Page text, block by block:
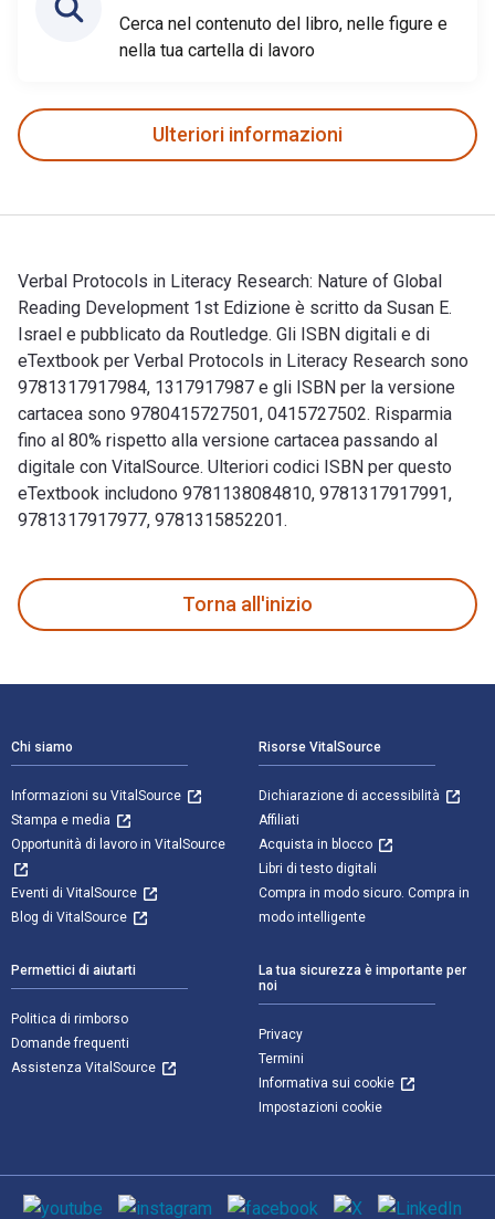
Cerca nel contenuto del libro, nelle figure e
nella tua cartella di lavoro
Ulteriori informazioni
Verbal Protocols in Literacy Research: Nature of Global
Reading Development 1st Edizione è scritto da Susan E.
Israel e pubblicato da Routledge. Gli ISBN digitali e di
eTextbook per Verbal Protocols in Literacy Research sono
9781317917984, 1317917987 e gli ISBN per la versione
cartacea sono 9780415727501, 0415727502. Risparmia
fino al 80% rispetto alla versione cartacea passando al
digitale con VitalSource. Ulteriori codici ISBN per questo
eTextbook includono 9781138084810, 9781317917991,
9781317917977, 9781315852201.
Torna all'inizio
Chi siamo
Informazioni su VitalSource
Stampa e media
Opportunità di lavoro in VitalSource
Eventi di VitalSource
Blog di VitalSource
Risorse VitalSource
Dichiarazione di accessibilità
Affiliati
Acquista in blocco
Libri di testo digitali
Compra in modo sicuro. Compra in
modo intelligente
Permettici di aiutarti
Politica di rimborso
Domande frequenti
Assistenza VitalSource
La tua sicurezza è importante per
noi
Privacy
Termini
Informativa sui cookie
Impostazioni cookie
Mezzi sociali